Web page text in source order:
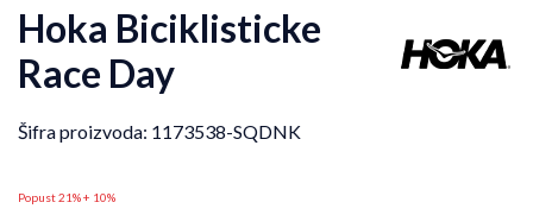
Hoka Biciklisticke
Race Day
Šifra proizvoda: 1173538-SQDNK
Popust 21% + 10%